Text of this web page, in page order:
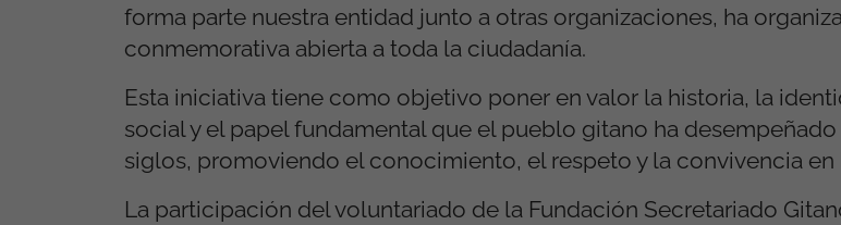
forma parte nuestra entidad junto a otras organizaciones, ha
conmemorativa abierta a toda la ciudadanía.
Esta iniciativa tiene como objetivo poner en valor la historia, la
social y el papel fundamental que el pueblo gitano ha
siglos, promoviendo el conocimiento, el respeto y la convivencia en
La participación del voluntariado de la Fundación Secretariado